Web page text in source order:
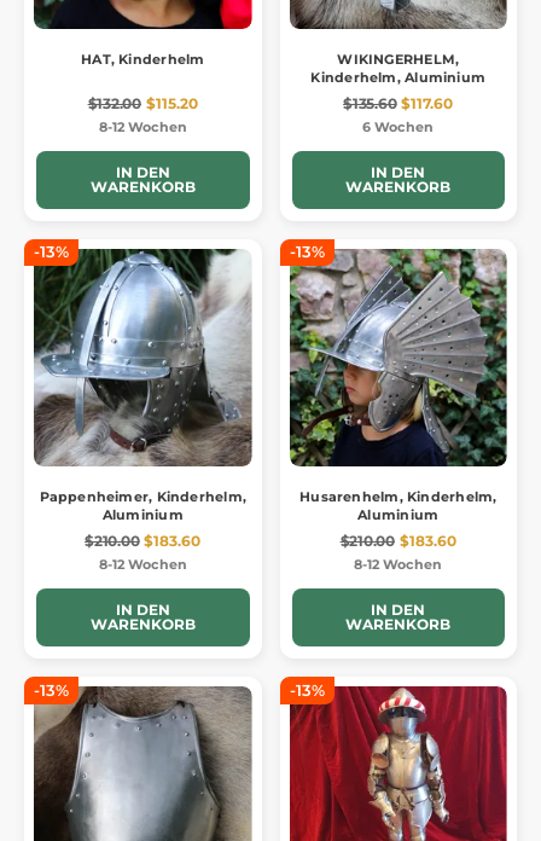
HAT, Kinderhelm
$132.00 $115.20
8-12 Wochen
IN DEN
WARENKORB
WIKINGERHELM,
Kinderhelm, Aluminium
$135.60 $117.60
6 Wochen
IN DEN
WARENKORB
-13%
Pappenheimer, Kinderhelm,
Aluminium
$210.00 $183.60
8-12 Wochen
IN DEN
WARENKORB
-13%
Husarenhelm, Kinderhelm,
Aluminium
$210.00 $183.60
8-12 Wochen
IN DEN
WARENKORB
-13% -13%